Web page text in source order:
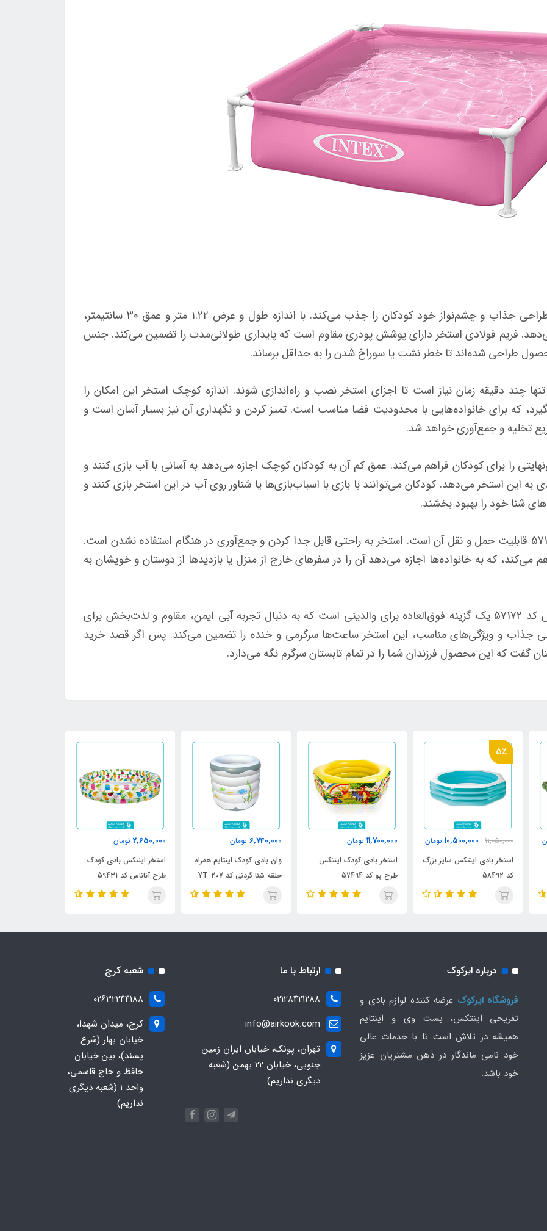
استخر فریمی کودک اینتکس کد 57172 با طراحی جذاب و چشم‌نواز خود کودکان را جذب می‌کند. با اندازه طول و عرض ۱.۲۲ متر و عمق 30 سانتیمتر،
فریم فولادی استخر دارای پوشش پودری مقاوم است که پایداری طولانی‌مدت را تضمین می‌کند. جنس
چند دقیقه زمان نیاز است تا اجزای استخر نصب و راه‌اندازی شوند. اندازه کوچک استخر این امکان را
که برای خانواده‌هایی با محدودیت فضا مناسب است. تمیز کردن و نگهداری آن نیز بسیار آسان است و
تخلیه و جمع‌آوری خواهد شد.
سرگرمی بی‌نهایتی را برای کودکان فراهم می‌کند. عمق کم آن به کودکان کوچک اجازه می‌دهد به آسانی با آب بازی کنند و
این استخر می‌دهد. کودکان می‌توانند با بازی با اسباب‌بازی‌ها یا شناور روی آب در این استخر بازی کنند و
شنا خود را بهبود بخشند.
یکی از مزایای قابل توجه استخر اینتکس 57172 قابلیت حمل و نقل آن است. استخر به راحتی قابل جدا کردن و جمع‌آوری در هنگام استفاده نشدن است.
که به خانواده‌ها اجازه می‌دهد آن را در سفرهای خارج از منزل یا بازدیدها از دوستان و خویشان به
به طور خلاصه، استخر فریمی کودک اینتکس کد 57172 یک گزینه فوق‌العاده برای والدینی است که به دنبال تجربه آبی ایمن، مقاوم و لذت‌بخش برای
جذاب و ویژگی‌های مناسب، این استخر ساعت‌ها سرگرمی و خنده را تضمین می‌کند. پس اگر قصد خرید
گفت که این محصول فرزندان شما را در تمام تابستان سرگرم نگه می‌دارد.
5٪
11,050,000
10,500,000 تومان
استخر بادی اینتکس سایز بزرگ
کد 58492
11,700,000 تومان
استخر بادی کودک اینتکس
طرح پو کد 57494
6,740,000 تومان
وان بادی کودک اینتایم همراه
حلقه شنا گردنی کد YT-207
2,650,000 تومان
استخر اینتکس بادی کودک
طرح آناناس کد 59431
درباره ایرکوک
فروشگاه ایرکوک عرضه کننده لوازم بادی و
تفریحی اینتکس، بست وی و اینتایم
همیشه در تلاش است تا با خدمات عالی
خود نامی ماندگار در ذهن مشتریان عزیز
خود باشد.
ارتباط با ما
02128421288
info@airkook.com
تهران، پونک، خیابان ایران زمین
جنوبی، خیابان 22 بهمن (شعبه
دیگری نداریم)
شعبه کرج
02632244188
کرج، میدان شهدا،
خیابان بهار (شرع
پسند)، بین خیابان
حافظ و حاج قاسمی،
واحد ۱ (شعبه دیگری
نداریم)